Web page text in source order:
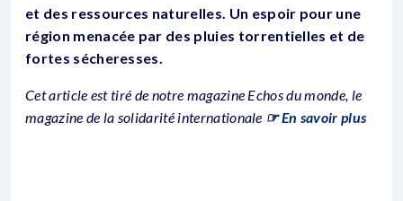
et des ressources naturelles. Un espoir pour une
région menacée par des pluies torrentielles et de
fortes sécheresses.
Cet article est tiré de notre magazine Echos du monde, le
magazine de la solidarité internationale ☞En savoir plus